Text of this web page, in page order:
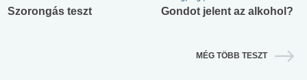
Szorongás teszt Gondot jelent az alkohol?
MÉG TÖBB TESZT